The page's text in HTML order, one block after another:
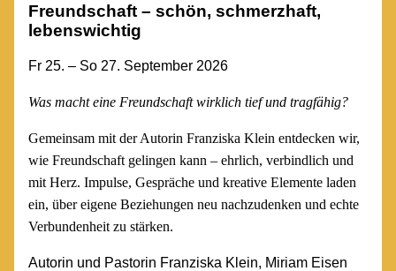
Freundschaft – schön, schmerzhaft,
lebenswichtig
Fr 25. – So 27. September 2026
Was macht eine Freundschaft wirklich tief und tragfähig?
Gemeinsam mit der Autorin Franziska Klein entdecken wir,
wie Freundschaft gelingen kann – ehrlich, verbindlich und
mit Herz. Impulse, Gespräche und kreative Elemente laden
ein, über eigene Beziehungen neu nachzudenken und echte
Verbundenheit zu stärken.
Autorin und Pastorin Franziska Klein, Miriam Eisen